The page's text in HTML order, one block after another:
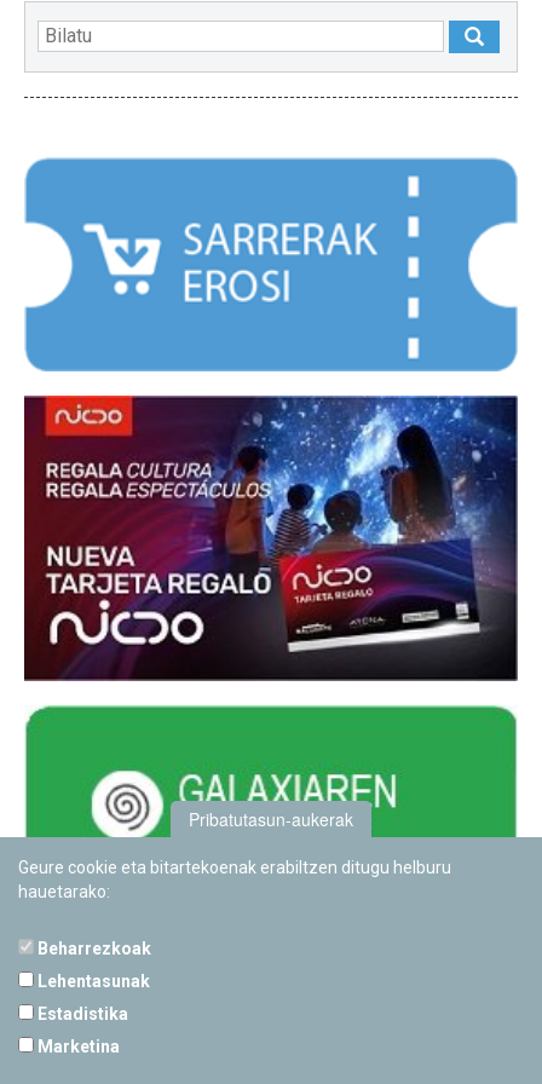
Pribatutasun-aukerak
Geure cookie eta bitartekoenak erabiltzen ditugu helburu
hauetarako:
Beharrezkoak
Lehentasunak
Estadistika
Marketina